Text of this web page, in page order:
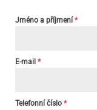
Jméno a příjmení *
E-mail *
Telefonní číslo *